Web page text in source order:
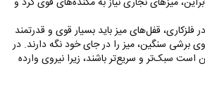
فلزکاری، قفل‌های میز باید بسیار قوی و قدرتمند
برشی سنگین، میز را در جای خود نگه دارند. در
است سبک‌تر و سریع‌تر باشند، زیرا نیروی وارده